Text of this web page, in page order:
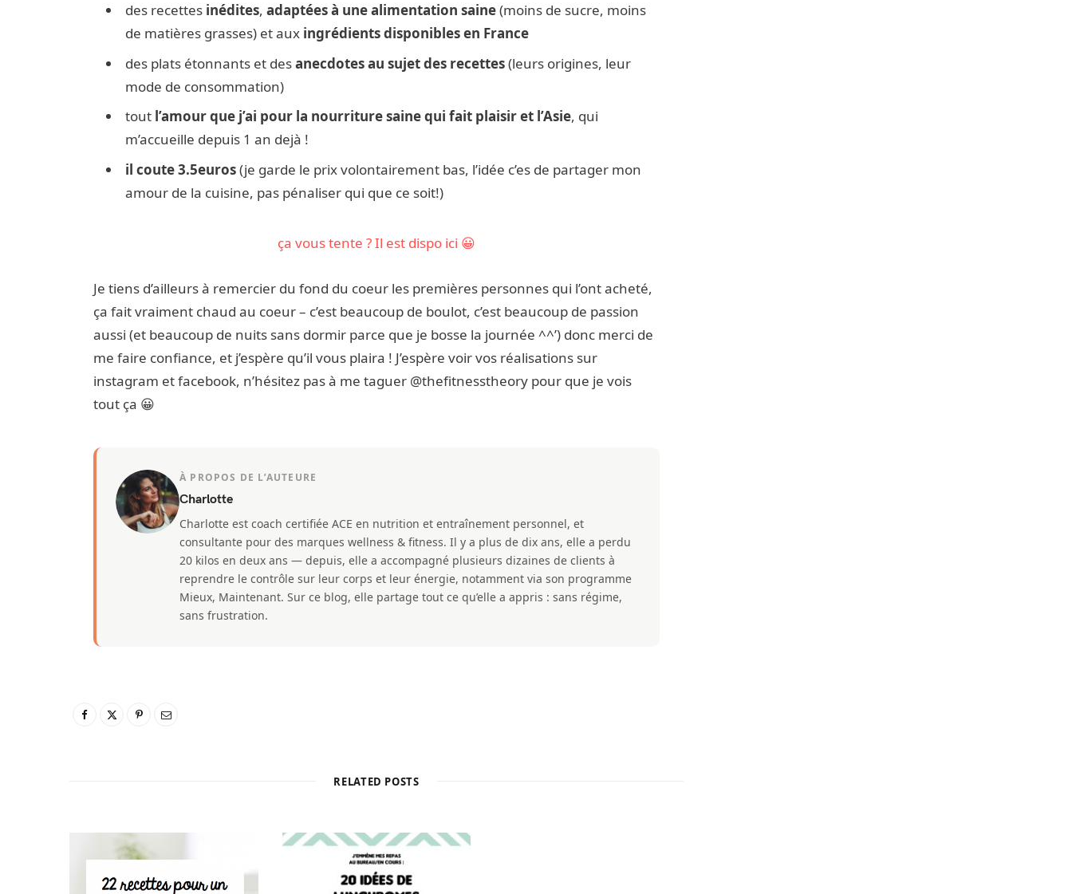
des recettes inédites, adaptées à une alimentation saine(moins de sucre, moins
de matières grasses) et aux ingrédients disponibles en France
des plats étonnants et desanecdotes au sujet des recettes(leurs origines, leur
mode de consommation)
toutl’amour que j’ai pour la nourriture saine qui fait plaisir et l’Asie, qui
m’accueille depuis 1 an dejà !
il coute 3.5euros(je garde le prix volontairement bas, l’idée c’es de partager mon
amour de la cuisine, pas pénaliser qui que ce soit!)
ça vous tente ? Il est dispo ici 😀
Je tiens d’ailleurs à remercier du fond du coeur les premières personnes qui l’ont acheté,
ça fait vraiment chaud au coeur – c’est beaucoup de boulot, c’est beaucoup de passion
aussi (et beaucoup de nuits sans dormir parce que je bosse la journée ^^’) donc merci de
me faire confiance, et j’espère qu’il vous plaira ! J’espère voir vos réalisations sur
instagram et facebook, n’hésitez pas à me taguer @thefitnesstheory pour que je vois
tout ça 😀
À PROPOS DE L’AUTEURE
Charlotte
Charlotte est coach certifiée ACE en nutrition et entraînement personnel, et
consultante pour des marques wellness & fitness. Il y a plus de dix ans, elle a perdu
20 kilos en deux ans — depuis, elle a accompagné plusieurs dizaines de clients à
reprendre le contrôle sur leur corps et leur énergie, notamment via son programme
Mieux, Maintenant. Sur ce blog, elle partage tout ce qu’elle a appris : sans régime,
sans frustration.
RELATED POSTS